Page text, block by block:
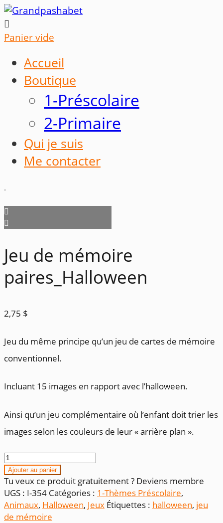

Panier vide
Accueil
Boutique
1-Préscolaire
2-Primaire
Qui je suis
Me contacter
Jeu de mémoire
paires_Halloween
2,75 $
Jeu du même principe qu’un jeu de cartes de mémoire
conventionnel.
Incluant 15 images en rapport avec l’halloween.
Ainsi qu’un jeu complémentaire où l’enfant doit trier les
images selon les couleurs de leur « arrière plan ».
quantité
de
Jeu
de
mémoire
paires_Halloween
Ajouter au panier
Tu veux ce produit gratuitement ? Deviens membre
UGS : I-354 Catégories : 1-Thèmes Préscolaire,
Animaux, Halloween, Jeux Étiquettes : halloween, jeu
de mémoire